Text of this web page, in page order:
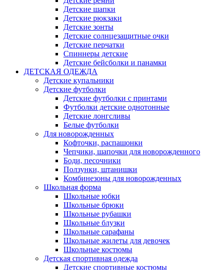
Детские шапки
Детские рюкзаки
Детские зонты
Детские солнцезащитные очки
Детские перчатки
Спиннеры детские
Детские бейсболки и панамки
ДЕТСКАЯ ОДЕЖДА
Детские купальники
Детские футболки
Детские футболки с принтами
Футболки детские однотонные
Детские лонгсливы
Белые футболки
Для новорожденных
Кофточки, распашонки
Чепчики, шапочки для новорожденного
Боди, песочники
Ползунки, штанишки
Комбинезоны для новорожденных
Школьная форма
Школьные юбки
Школьные брюки
Школьные рубашки
Школьные блузки
Школьные сарафаны
Школьные жилеты для девочек
Школьные костюмы
Детская спортивная одежда
Детские спортивные костюмы